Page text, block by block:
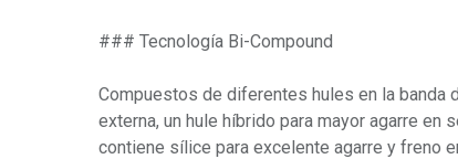
### Tecnología Bi-Compound
Compuestos de diferentes hules en la banda
externa, un hule híbrido para mayor agarre en
contiene sílice para excelente agarre y freno